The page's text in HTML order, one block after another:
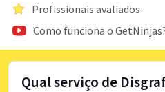
Profissionais avaliados
Como funciona o
Qual serviço de